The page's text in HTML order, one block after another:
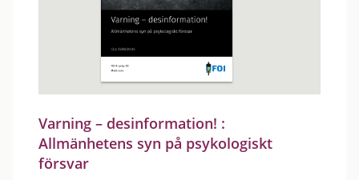
Varning – desinformation! :
Allmänhetens syn på psykologiskt
försvar